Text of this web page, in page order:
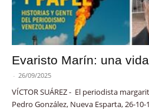
Evaristo Marín: una
- 26/09/2025
VÍCTOR SUÁREZ - El periodista
Pedro González, Nueva Esparta, 26-